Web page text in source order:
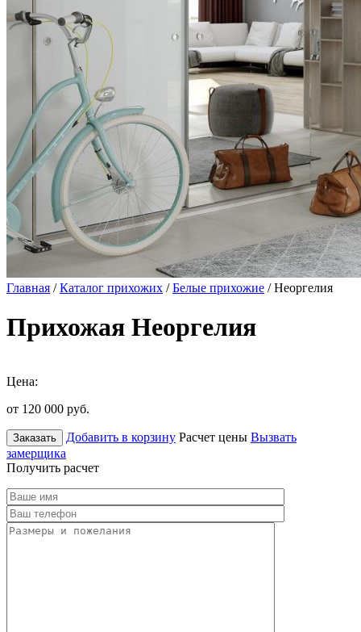
Главная /Каталог прихожих /Белые прихожие / Неоргелия
Прихожая Неоргелия
Цена:
от 120 000 руб.
Заказать Добавить в корзину Расчет цены Вызвать
замерщика
Получить расчет